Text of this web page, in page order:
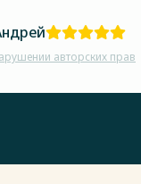
авторских прав